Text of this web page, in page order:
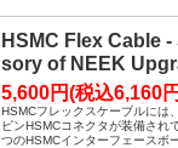
HSMC Flex Cable
sory of NEEK
5,600円(税込6,160
HSMCフレックスケーブルには
ピンHSMCコネクタが装備され
つのHSMCインターフェースボ